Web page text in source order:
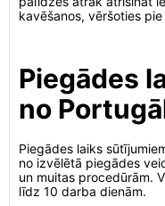
kavēšanos, vēršoties
Piegādes
no
Piegādes laiks
no izvēlētā piegādes
un muitas procedūrām.
līdz 10 darba dienām.